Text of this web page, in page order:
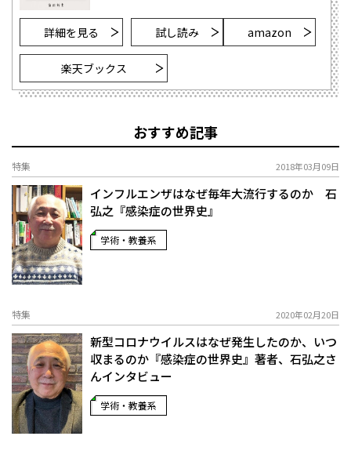
詳細を見る 試し読み amazon
楽天ブックス
おすすめ記事
特集 2018年03月09日
インフルエンザはなぜ毎年大流行するのか 石
弘之『感染症の世界史』
学術・教養系
特集 2020年02月20日
新型コロナウイルスはなぜ発生したのか、いつ
収まるのか『感染症の世界史』著者、石弘之さ
んインタビュー
学術・教養系